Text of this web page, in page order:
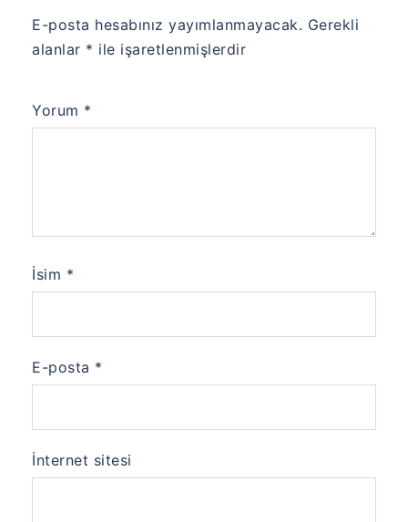
E-posta hesabınız yayımlanmayacak. Gerekli
alanlar * ile işaretlenmişlerdir
Yorum *
İsim *
E-posta *
İnternet sitesi